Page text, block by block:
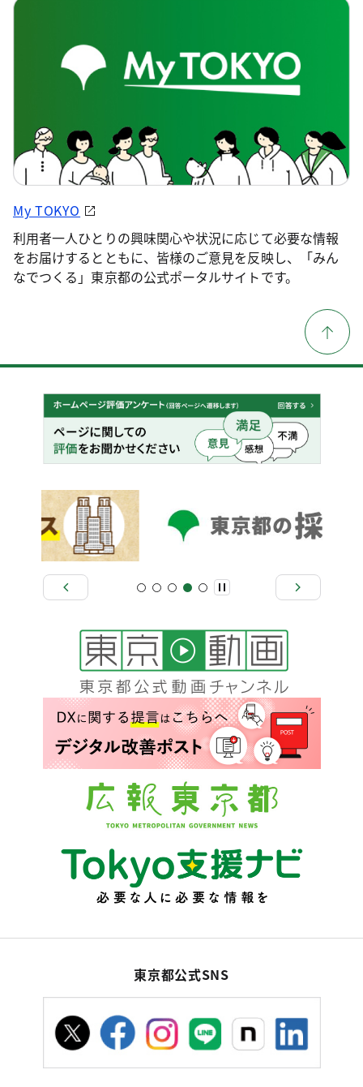
My TOKYO
利用者一人ひとりの興味関心や状況に応じて必要な情報
をお届けするとともに、皆様のご意見を反映し、「みん
なでつくる」東京都の公式ポータルサイトです。
東京都公式SNS